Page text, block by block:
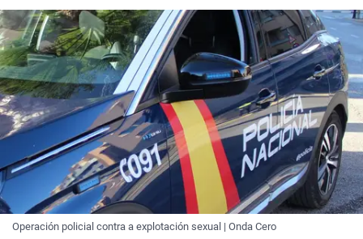
Operación policial contra a explotación sexual | Onda Cero